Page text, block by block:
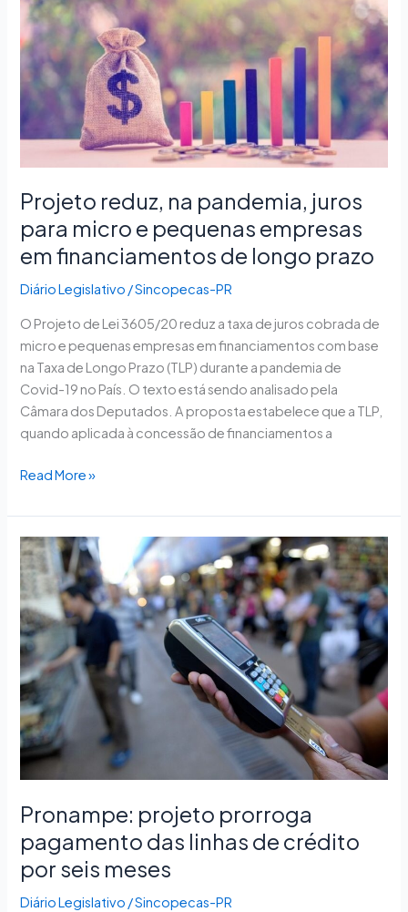
Projeto reduz, na pandemia, juros
para micro e pequenas empresas
em financiamentos de longo prazo
Diário Legislativo /Sincopecas-PR
O Projeto de Lei 3605/20 reduz a taxa de juros cobrada de
micro e pequenas empresas em financiamentos com base
na Taxa de Longo Prazo (TLP) durante a pandemia de
Covid-19 no País. O texto está sendo analisado pela
Câmara dos Deputados. A proposta estabelece que a TLP,
quando aplicada à concessão de financiamentos a
reduz,
pandemia,
para
e
em
financiamentos
de
prazo
Read More »
Pronampe: projeto prorroga
pagamento das linhas de crédito
por seis meses
Diário Legislativo /Sincopecas-PR
Pronampe:
projeto
prorroga
pagamento
das
linhas
de
crédito
por
seis
meses